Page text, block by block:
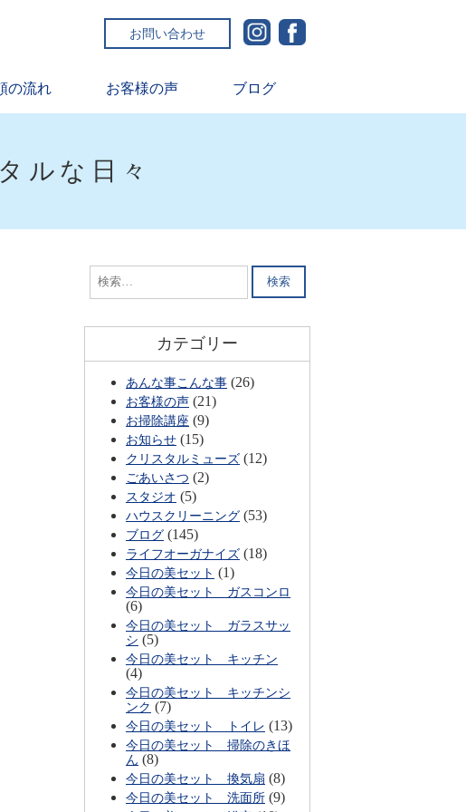
お問い合わせ
の流れ お客様の声 ブログ
ルな日々
検
索:
カテゴリー
あんな事こんな事 (26)
お客様の声 (21)
お掃除講座 (9)
お知らせ (15)
クリスタルミューズ (12)
ごあいさつ (2)
スタジオ (5)
ハウスクリーニング (53)
ブログ (145)
ライフオーガナイズ (18)
今日の美セット (1)
今日の美セット ガスコンロ
(6)
今日の美セット ガラスサッ
シ (5)
今日の美セット キッチン
(4)
今日の美セット キッチンシ
ンク (7)
今日の美セット トイレ (13)
今日の美セット 掃除のきほ
ん (8)
今日の美セット 換気扇 (8)
今日の美セット 洗面所 (9)